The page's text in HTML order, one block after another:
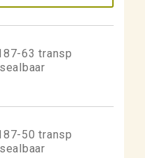
63 transp
50 transp